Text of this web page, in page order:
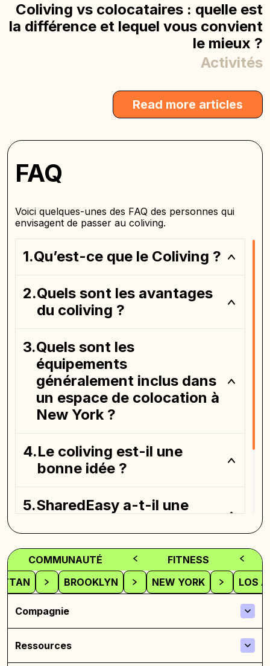
Coliving vs colocataires : quelle est
la différence et lequel vous convient
le mieux ?
Activités
Read more articles
FAQ
Voici quelques-unes des FAQ des personnes qui
envisagent de passer au coliving.
Qu’est-ce que le Coliving ?
Quels sont les avantages
du coliving ?
Quels sont les
équipements
généralement inclus dans
un espace de colocation à
New York ?
Le coliving est-il une
bonne idée ?
SharedEasy a-t-il une
Où puis-je trouver un
espace de coliving ?
COMMUNAUTÉ
FITNESS
LOS
NEW YORK
BROOKLYN
Compagnie
Ressources